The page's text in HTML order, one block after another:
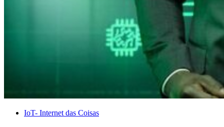
IoT- Internet das Coisas